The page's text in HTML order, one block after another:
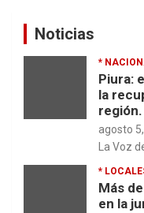
Noticias
*
Piura:
la
región.
agosto
La Voz
*
Más
en la